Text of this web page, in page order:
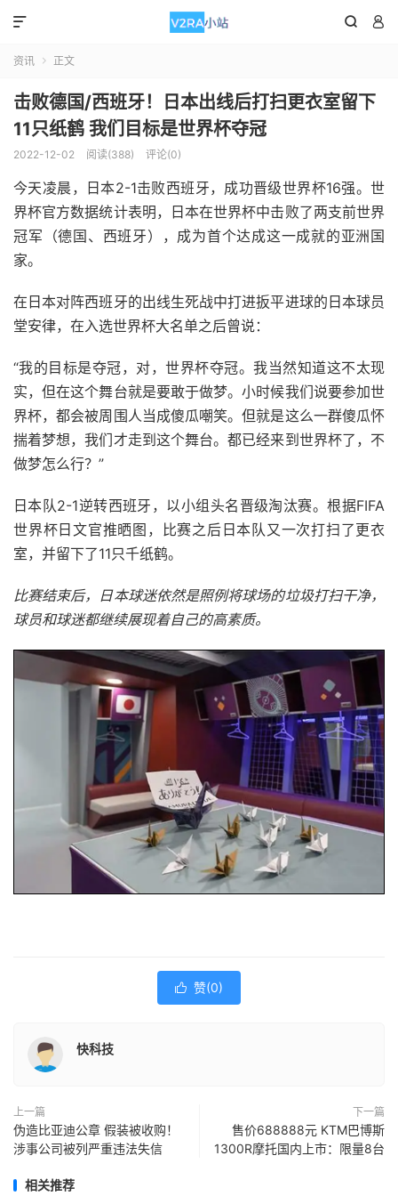
 

资讯  正文
击败德国/西班牙！日本出线后打扫更衣室留下
11只纸鹤 我们目标是世界杯夺冠
2022-12-02 阅读(388) 评论(0)
今天凌晨，日本2-1击败西班牙，成功晋级世界杯16强。世
界杯官方数据统计表明，日本在世界杯中击败了两支前世界
冠军（德国、西班牙），成为首个达成这一成就的亚洲国
家。
在日本对阵西班牙的出线生死战中打进扳平进球的日本球员
堂安律，在入选世界杯大名单之后曾说：
“我的目标是夺冠，对，世界杯夺冠。我当然知道这不太现
实，但在这个舞台就是要敢于做梦。小时候我们说要参加世
界杯，都会被周围人当成傻瓜嘲笑。但就是这么一群傻瓜怀
揣着梦想，我们才走到这个舞台。都已经来到世界杯了，不
做梦怎么行？”
日本队2-1逆转西班牙，以小组头名晋级淘汰赛。根据FIFA
世界杯日文官推晒图，比赛之后日本队又一次打扫了更衣
室，并留下了11只千纸鹤。
比赛结束后，日本球迷依然是照例将球场的垃圾打扫干净，
球员和球迷都继续展现着自己的高素质。
 赞(0)
快科技
上一篇
伪造比亚迪公章 假装被收购！
涉事公司被列严重违法失信
下一篇
售价688888元 KTM巴博斯
1300R摩托国内上市：限量8台
相关推荐